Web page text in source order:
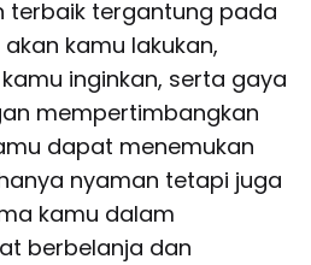
terbaik tergantung pada
kamu lakukan,
inginkan, serta gaya
mempertimbangkan
dapat menemukan
nyaman tetapi juga
kamu dalam
berbelanja dan